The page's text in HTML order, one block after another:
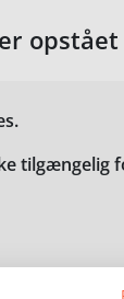
tilgængelig